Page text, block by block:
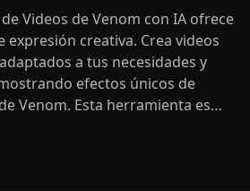
Videos de Venom con IA ofrece
expresión creativa. Crea videos
a tus necesidades y
efectos únicos de
Venom. Esta herramienta es